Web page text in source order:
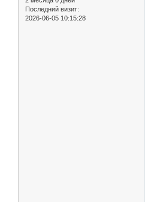
Последний визит:
2026-06-05 10:15:28